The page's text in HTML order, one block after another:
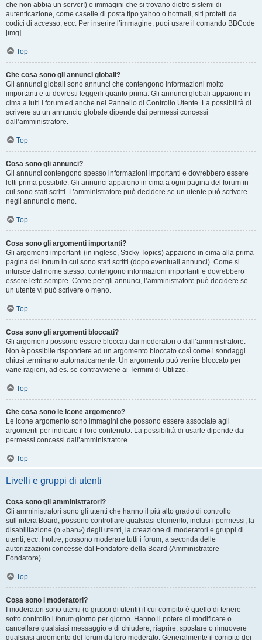
che non abbia un server!) o immagini che si trovano dietro sistemi di
autenticazione, come caselle di posta tipo yahoo o hotmail, siti protetti da
codici di accesso, ecc. Per inserire l’immagine, puoi usare il comando BBCode
[img].
Top
Che cosa sono gli annunci globali?
Gli annunci globali sono annunci che contengono informazioni molto
importanti e tu dovresti leggerli quanto prima. Gli annunci globali appaiono in
cima a tutti i forum ed anche nel Pannello di Controllo Utente. La possibilità di
scrivere su un annuncio globale dipende dai permessi concessi
dall’amministratore.
Top
Cosa sono gli annunci?
Gli annunci contengono spesso informazioni importanti e dovrebbero essere
letti prima possibile. Gli annunci appaiono in cima a ogni pagina del forum in
cui sono stati scritti. L’amministratore può decidere se un utente può scrivere
negli annunci o meno.
Top
Cosa sono gli argomenti importanti?
Gli argomenti importanti (in inglese, Sticky Topics) appaiono in cima alla prima
pagina del forum in cui sono stati scritti (dopo eventuali annunci). Come si
intuisce dal nome stesso, contengono informazioni importanti e dovrebbero
essere lette sempre. Come per gli annunci, l’amministratore può decidere se
un utente vi può scrivere o meno.
Top
Cosa sono gli argomenti bloccati?
Gli argomenti possono essere bloccati dai moderatori o dall’amministratore.
Non è possibile rispondere ad un argomento bloccato così come i sondaggi
chiusi terminano automaticamente. Un argomento può venire bloccato per
varie ragioni, ad es. se contravviene ai Termini di Utilizzo.
Top
Che cosa sono le icone argomento?
Le icone argomento sono immagini che possono essere associate agli
argomenti per indicare il loro contenuto. La possibilità di usarle dipende dai
permessi concessi dall’amministratore.
Top
Livelli e gruppi di utenti
Cosa sono gli amministratori?
Gli amministratori sono gli utenti che hanno il più alto grado di controllo
sull’intera Board; possono controllare qualsiasi elemento, inclusi i permessi, la
disabilitazione (o «ban») degli utenti, la creazione di moderatori e gruppi di
utenti, ecc. Inoltre, possono moderare tutti i forum, a seconda delle
autorizzazioni concesse dal Fondatore della Board (Amministratore
Fondatore).
Top
Cosa sono i moderatori?
I moderatori sono utenti (o gruppi di utenti) il cui compito è quello di tenere
sotto controllo i forum giorno per giorno. Hanno il potere di modificare o
cancellare qualsiasi messaggio e di chiudere, riaprire, spostare o rimuovere
qualsiasi argomento del forum da loro moderato. Generalmente il compito dei